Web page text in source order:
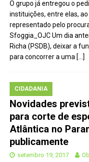
O grupo já entregou o
instituições, entre elas,
representado pelo
Sfoggia_OJC Um dia
Richa (PSDB), deixar a
para concorrer a uma […]
CIDADANIA
Novidades
para corte de
Atlântica no
publicamente
setembro 19, 2017